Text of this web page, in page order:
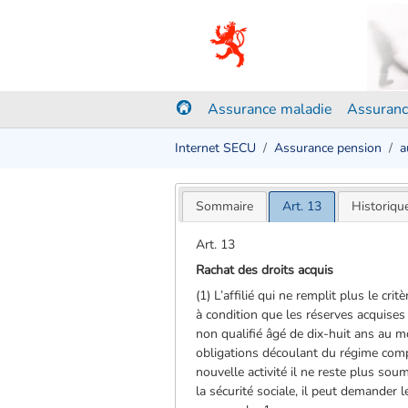
Assurance maladie
Internet SECU Assurance pension
Sommaire Art. 13
Art. 13
Rachat des droits acquis
(1) L’affilié qui ne remplit plus le
à condition que les réserves
non qualifié âgé de dix-huit ans au
obligations découlant du régime
nouvelle activité il ne reste plus
la sécurité sociale, il peut demander